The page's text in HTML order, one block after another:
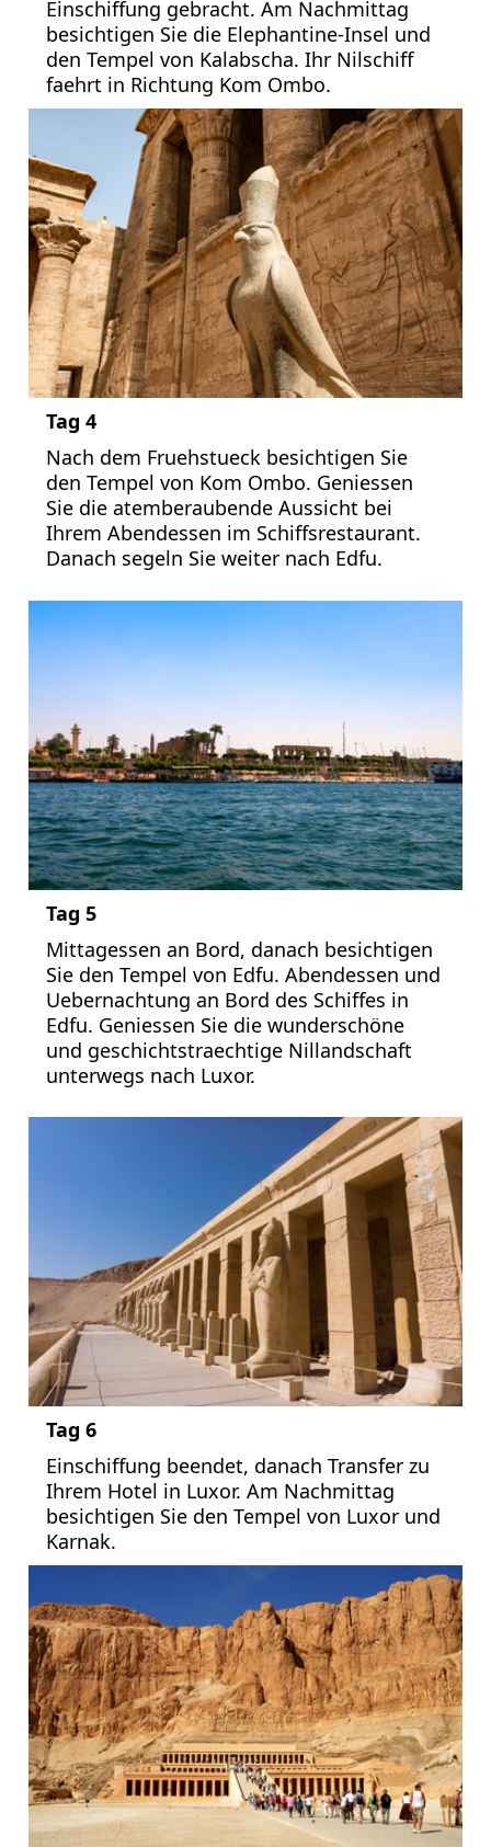
Einschiffung gebracht. Am Nachmittag
besichtigen Sie die Elephantine-Insel und
den Tempel von Kalabscha. Ihr Nilschiff
faehrt in Richtung Kom Ombo.
Tag 4
Nach dem Fruehstueck besichtigen Sie
den Tempel von Kom Ombo. Geniessen
Sie die atemberaubende Aussicht bei
Ihrem Abendessen im Schiffsrestaurant.
Danach segeln Sie weiter nach Edfu.
Tag 5
Mittagessen an Bord, danach besichtigen
Sie den Tempel von Edfu. Abendessen und
Uebernachtung an Bord des Schiffes in
Edfu. Geniessen Sie die wunderschöne
und geschichtstraechtige Nillandschaft
unterwegs nach Luxor.
Tag 6
Einschiffung beendet, danach Transfer zu
Ihrem Hotel in Luxor. Am Nachmittag
besichtigen Sie den Tempel von Luxor und
Karnak.